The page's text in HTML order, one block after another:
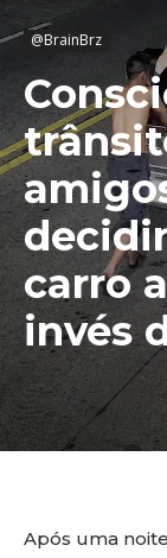
@BrainBrz
carro
invés
Após uma